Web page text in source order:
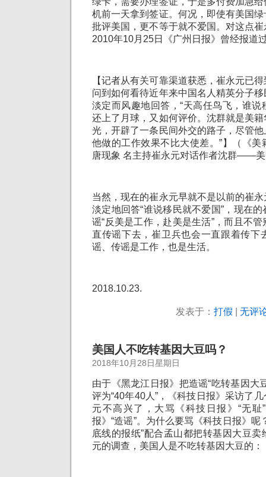
机前一天拿到签证。何况，即使有美国
批评美国，更不等于就不爱国。对这点
2010年10月25日《广州日报》曾经报道
【记者从有关可靠渠道获悉，崔永元已
问到如何看待近年来中国名人精英分子
淡定而风趣地回答，“天高任鸟飞，谁
还上了月球，又如何评价。沈群就是美
光，开辟了一条民间外交的路子，尽管
他做的工作效果不比大使差。”】（《
唐现象 名主持崔永元对话作者沈群——
当然，现在的崔永元早就不是以前的崔
淡定地回答“谁说移民就不爱国”，现在
谣“反美是工作，赴美是生活”，而且不
直传谣下去，崔卫兵也会一直跟着传下
谣、传谣是工作，也是生活。
2018.10.23.
发表于： 打假 无评
美国人不吃转基因大豆吗？
2018年10月28日星期日
由于《黑龙江日报》把造谣“吃转基因大
评为“40年40人”，《科技日报》采访了
元不高兴了，大骂《科技日报》“无耻
报》“造谣”。为什么要骂《科技日报》呢
底线的报纸”配合孟山都把转基因大豆
元的调查，美国人是不吃转基因大豆的：